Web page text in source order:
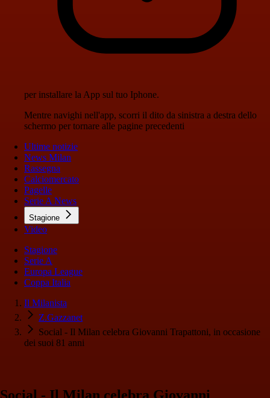
per installare la App sul tuo Iphone.
Mentre navighi nell'app, scorri il dito da sinistra a destra dello
schermo per tornare alle pagine precedenti
Ultime notizie
News Milan
Rassegna
Calciomercato
Pagelle
Serie A News
Stagione
Video
Stagione
Serie A
Europa League
Coppa Italia
Il Milanista
Z.Gazzanet
Social - Il Milan celebra Giovanni Trapattoni, in occasione
dei suoi 81 anni